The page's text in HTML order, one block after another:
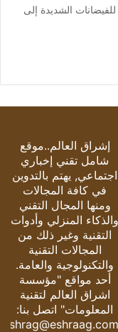
الشديدة إلى
إشراق العالم..موقع
شامل تقني إخباري
اجتماعي, يهتم بالتدوين
في كافة المجالات
ومنها المجال التقني
والذكاء المنزلي وأدوات
التقنية وغير ذلك من
المجالات التقنية
والتكنولوجية والعامة.
أحد مواقع "مؤسسة
اشراق العالم لتقنية
المعلومات" اتصل بنا:
eshrag@eshraag.com